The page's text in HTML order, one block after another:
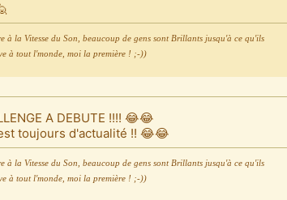
à la Vitesse du Son, beaucoup de gens sont Brillants jusqu'à ce qu'ils
à tout l'monde, moi la première ! ;-))
A DEBUTE !!!! 😂😂
toujours d'actualité !! 😂😂
à la Vitesse du Son, beaucoup de gens sont Brillants jusqu'à ce qu'ils
à tout l'monde, moi la première ! ;-))